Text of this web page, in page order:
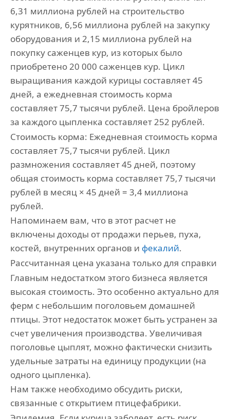
6,31 миллиона рублей на строительство
курятников, 6,56 миллиона рублей на закупку
оборудования и 2,15 миллиона рублей на
покупку саженцев кур, из которых было
приобретено 20 000 саженцев кур. Цикл
выращивания каждой курицы составляет 45
дней, а ежедневная стоимость корма
составляет 75,7 тысячи рублей. Цена бройлеров
за каждого цыпленка составляет 252 рублей.
Стоимость корма: Ежедневная стоимость корма
составляет 75,7 тысячи рублей. Цикл
размножения составляет 45 дней, поэтому
общая стоимость корма составляет 75,7 тысячи
рублей в месяц × 45 дней = 3,4 миллиона
рублей.
Напоминаем вам, что в этот расчет не
включены доходы от продажи перьев, пуха,
костей, внутренних органов и фекалий.
Рассчитанная цена указана только для справки
Главным недостатком этого бизнеса является
высокая стоимость. Это особенно актуально для
ферм с небольшим поголовьем домашней
птицы. Этот недостаток может быть устранен за
счет увеличения производства. Увеличивая
поголовье цыплят, можно фактически снизить
удельные затраты на единицу продукции (на
одного цыпленка).
Нам также необходимо обсудить риски,
связанные с открытием птицефабрики.